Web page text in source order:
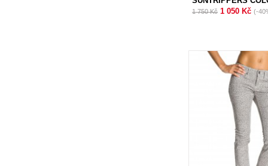
1 750 Kč 1 050 Kč (-